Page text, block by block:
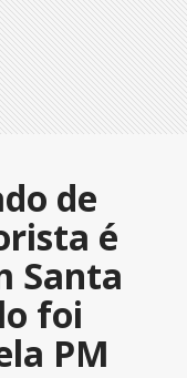
de
é
Santa
foi
PM